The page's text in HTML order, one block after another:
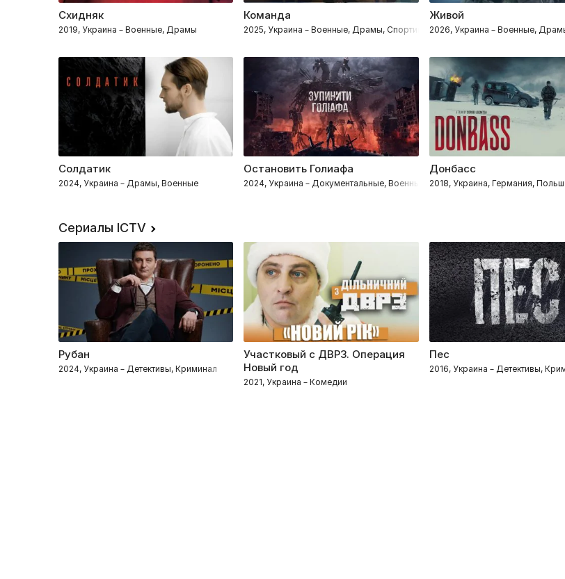
Схидняк
2019, Украина – Военные, Драмы
Команда
2025, Украина – Военные, Драмы, Спортивные
Живой
2026, Украина – Военные,
Солдатик
2024, Украина – Драмы, Военные
Остановить Голиафа
2024, Украина – Документальные, Военные
Донбасс
2018, Украина, Германия,
Сериалы ICTV
Рубан
2024, Украина – Детективы, Криминал
Участковый с ДВРЗ. Операция
Новый год
2021, Украина – Комедии
Пес
2016, Украина – Детективы,